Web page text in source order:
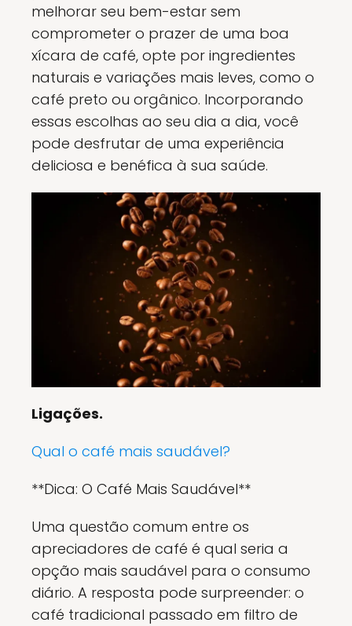
melhorar seu bem-estar sem
comprometer o prazer de uma boa
xícara de café, opte por ingredientes
naturais e variações mais leves, como o
café preto ou orgânico. Incorporando
essas escolhas ao seu dia a dia, você
pode desfrutar de uma experiência
deliciosa e benéfica à sua saúde.
Ligações.
Qual o café mais saudável?
**Dica: O Café Mais Saudável**
Uma questão comum entre os
apreciadores de café é qual seria a
opção mais saudável para o consumo
diário. A resposta pode surpreender: o
café tradicional passado em filtro de